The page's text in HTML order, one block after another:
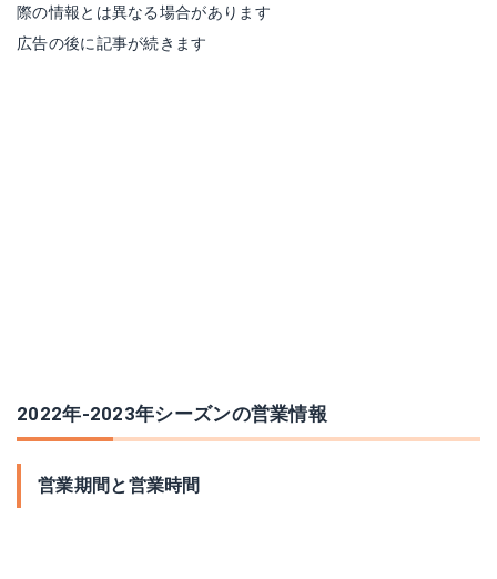
際の情報とは異なる場合があります
広告の後に記事が続きます
2022年‐2023年シーズンの営業情報
営業期間と営業時間